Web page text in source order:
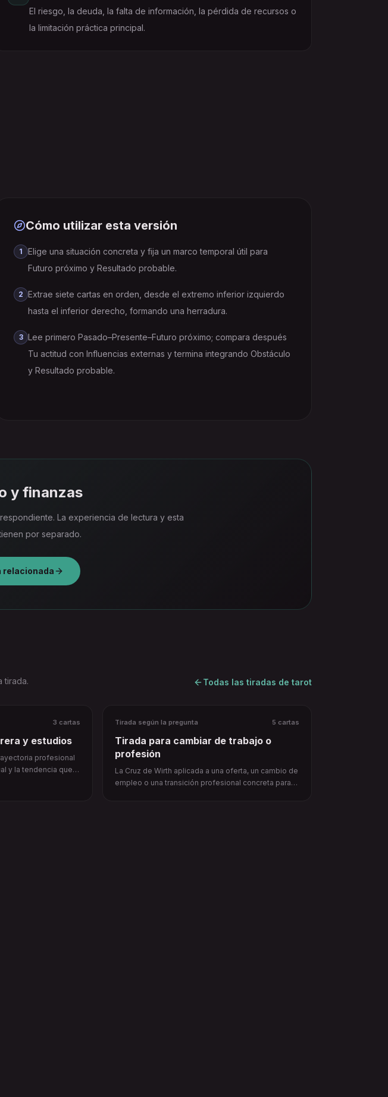
El riesgo, la deuda, la falta de información, la pérdida de recursos o
la limitación práctica principal.
Cómo utilizar esta versión
1
Elige una situación concreta y fija un marco temporal útil para
Futuro próximo y Resultado probable.
2 Extrae siete cartas en orden, desde el extremo inferior izquierdo
hasta el inferior derecho, formando una herradura.
3 Lee primero Pasado–Presente–Futuro próximo; compara después
Tu actitud con Influencias externas y termina integrando Obstáculo
y Resultado probable.
y finanzas
La experiencia de lectura y esta
por separado.
relacionada
tirada. Todas las tiradas de tarot
3 cartas
y estudios
profesional
y la tendencia que
Tirada según la pregunta 5 cartas
Tirada para cambiar de trabajo o
profesión
La Cruz de Wirth aplicada a una oferta, un cambio de
empleo o una transición profesional concreta para